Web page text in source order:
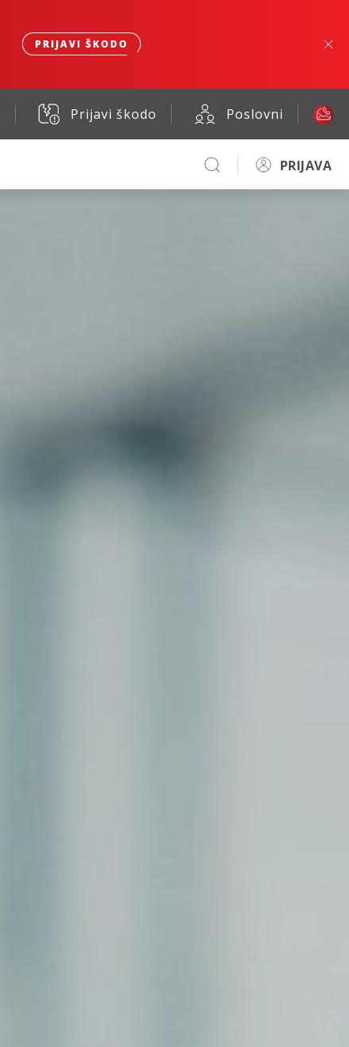
PRIJAVI ŠKODO
Prijavi škodo Poslovni
PRIJAVA